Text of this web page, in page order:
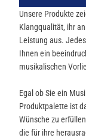
Unsere Produkte
Klangqualität, ihr
Leistung aus.
Ihnen ein
musikalischen
Egal ob Sie ein
Produktpalette ist
Wünsche zu
die für ihre